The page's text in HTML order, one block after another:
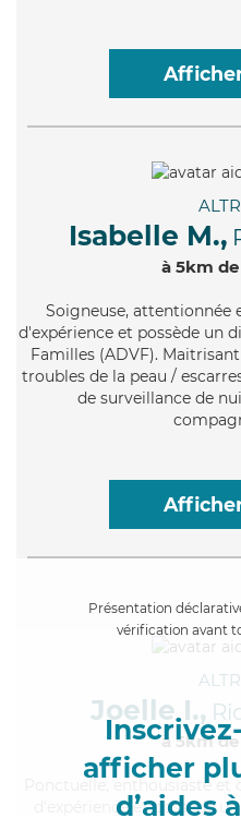
Isabelle M.,
à 5km
Soigneuse, attentionnée
d'expérience et possède un
Familles (ADVF).
troubles de la peau /
de surveillance de
Présentation
vérification avant
afficher
d’aides
Joelle I.,
à 5km
, enthousiaste et
d'expérience et possède